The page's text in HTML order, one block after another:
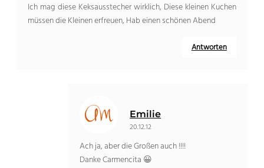
Ich mag diese Keksausstecher wirklich, Diese kleinen Kuchen
müssen die Kleinen erfreuen, Hab einen schönen Abend
Antworten
Emilie
20.12.12
Ach ja, aber die Großen auch !!!!
Danke Carmencita 😀